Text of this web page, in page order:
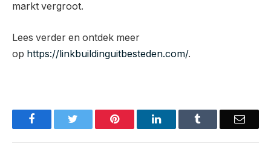
markt vergroot.
Lees verder en ontdek meer
op https://linkbuildinguitbesteden.com/.
Facebook Pinterest LinkedIn Email